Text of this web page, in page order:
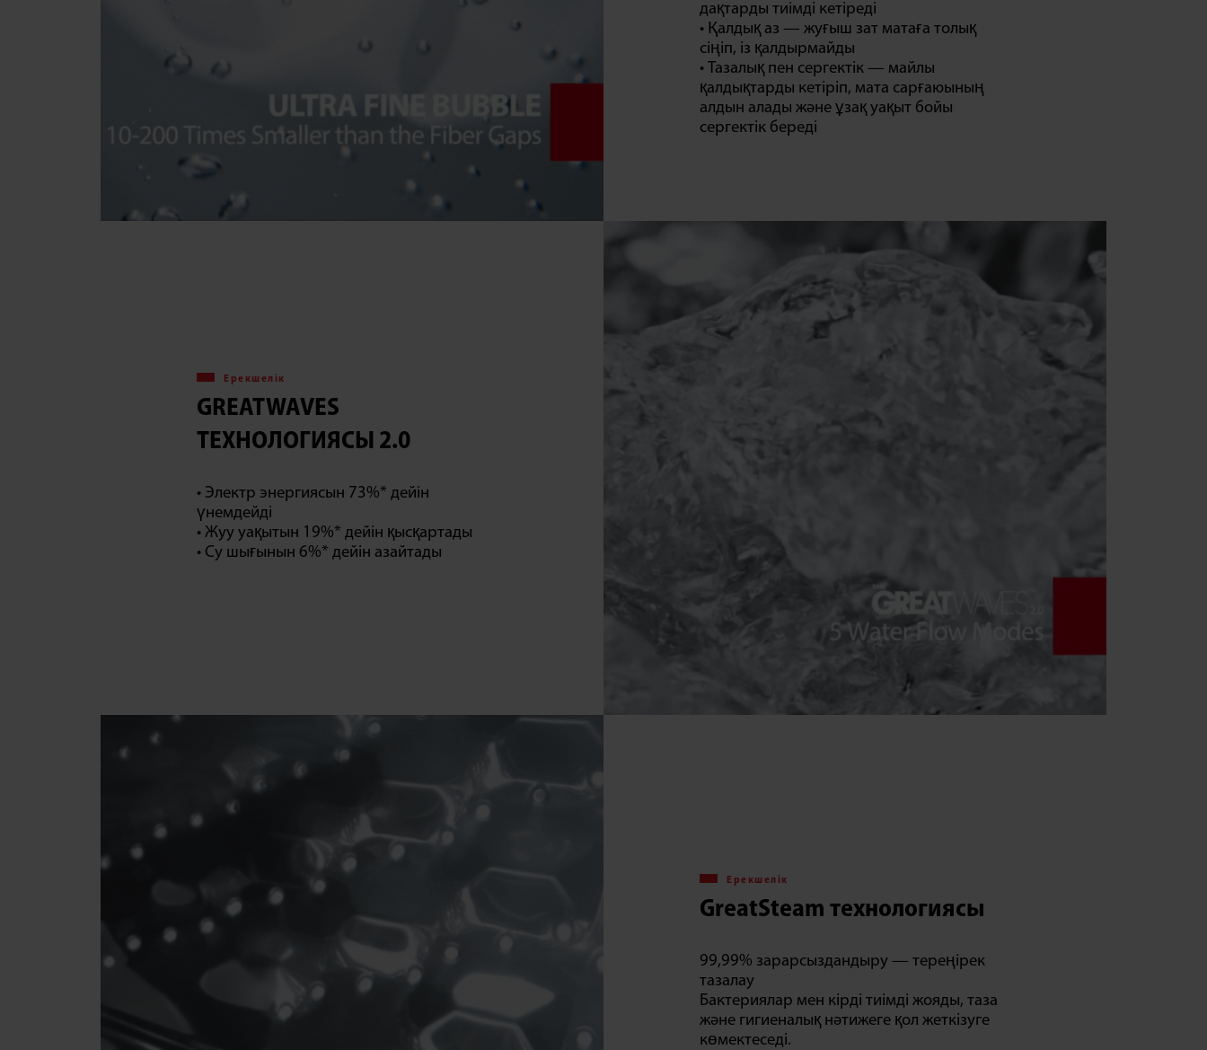
дақтарды тиімді кетіреді
• Қалдық аз — жуғыш зат матаға толық
сіңіп, із қалдырмайды
• Тазалық пен сергектік — майлы
қалдықтарды кетіріп, мата сарғаюының
алдын алады және ұзақ уақыт бойы
сергектік береді
Ерекшелік
GREATWAVES
ТЕХНОЛОГИЯСЫ 2.0
• Электр энергиясын 73%* дейін
үнемдейді
• Жуу уақытын 19%* дейін қысқартады
• Су шығынын 6%* дейін азайтады
Ерекшелік
GreatSteam технологиясы
99,99% зарарсыздандыру — тереңірек
тазалау
Бактериялар мен кірді тиімді жояды, таза
және гигиеналық нәтижеге қол жеткізуге
көмектеседі.